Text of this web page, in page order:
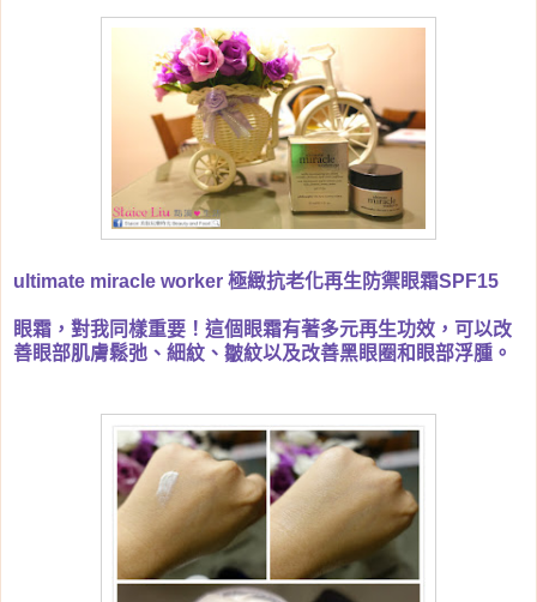
ultimate miracle worker 極緻抗老化再生防禦眼霜SPF15
眼霜，對我同樣重要！這個眼霜有著多元再生功效，可以改
善眼部肌膚鬆弛、細紋、皺紋以及改善黑眼圈和眼部浮腫。